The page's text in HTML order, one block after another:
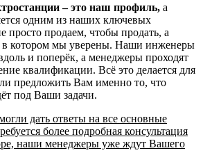
– это наш профиль, а
одним из наших ключевых
просто продаем, чтобы продать, а
в котором мы уверены. Наши инженеры
и поперёк, а менеджеры проходят
квалификации. Всё это делается для
предложить Вам именно то, что
под Ваши задачи.
дать ответы на все основные
более подробная консультация
наши менеджеры уже ждут Вашего